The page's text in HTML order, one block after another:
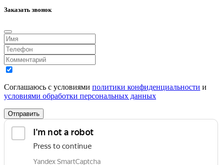
Заказать звонок
Соглашаюсь с условиями политики конфиденциальности и
условиями обработки персональных данных
Отправить